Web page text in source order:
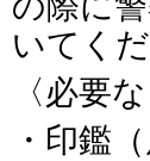
いてくだ
〈必要
・印鑑